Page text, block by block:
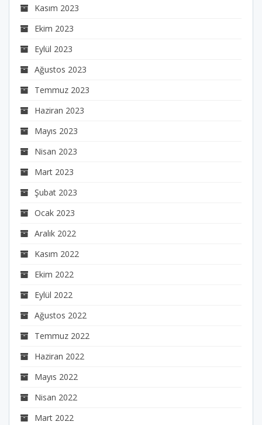
Kasım 2023
Ekim 2023
Eylül 2023
Ağustos 2023
Temmuz 2023
Haziran 2023
Mayıs 2023
Nisan 2023
Mart 2023
Şubat 2023
Ocak 2023
Aralık 2022
Kasım 2022
Ekim 2022
Eylül 2022
Ağustos 2022
Temmuz 2022
Haziran 2022
Mayıs 2022
Nisan 2022
Mart 2022